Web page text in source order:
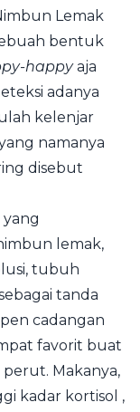
Lemak
bentuk
happyaja
adanya
kelenjar
namanya
disebut
yang
lemak,
tubuh
tanda
cadangan
favorit buat
Makanya,
kadar kortisol ,